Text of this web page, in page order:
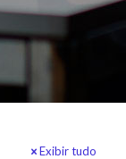
Exibir tudo